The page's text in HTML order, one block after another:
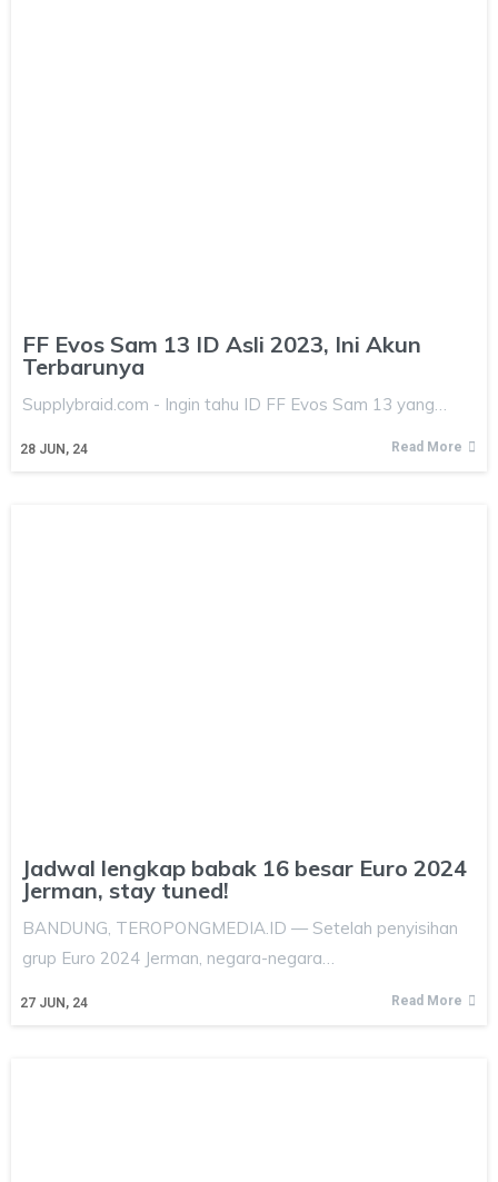
FF Evos Sam 13 ID Asli 2023, Ini Akun
Terbarunya
28 JUN, 24
Supplybraid.com - Ingin tahu ID FF Evos Sam 13 yang…
Read More
Jadwal lengkap babak 16 besar Euro 2024
Jerman, stay tuned!
27 JUN, 24
BANDUNG, TEROPONGMEDIA.ID — Setelah penyisihan
grup Euro 2024 Jerman, negara-negara…
Read More